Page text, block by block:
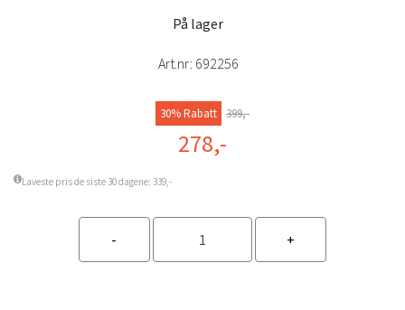
På lager
Art.nr: 692256
30% Rabatt 399,-
278,-
Laveste pris de siste 30 dagene: 339,-